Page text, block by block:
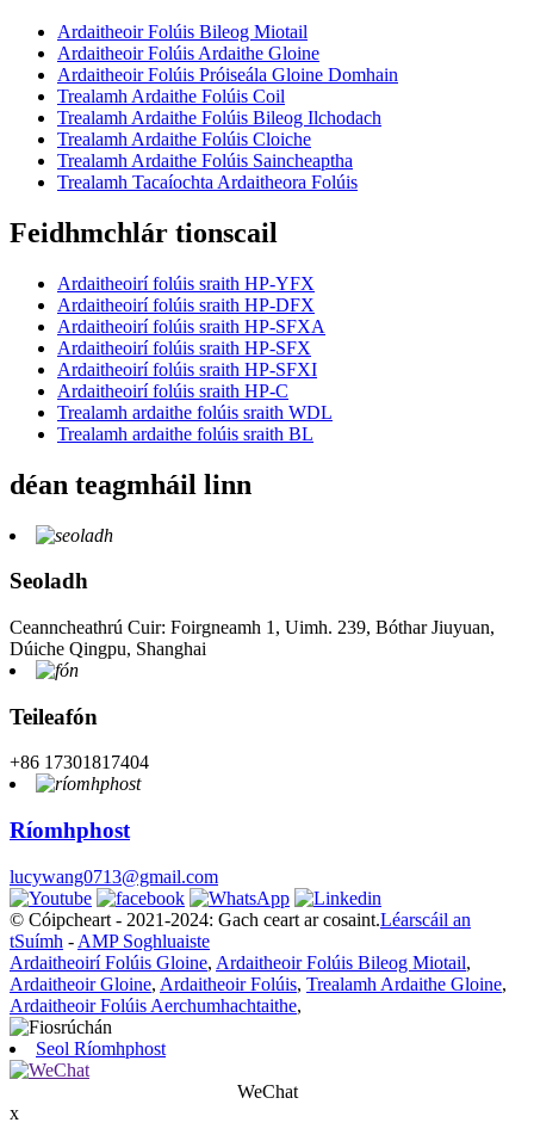
Ardaitheoir Folúis Bileog Miotail
Ardaitheoir Folúis Ardaithe Gloine
Ardaitheoir Folúis Próiseála Gloine Domhain
Trealamh Ardaithe Folúis Coil
Trealamh Ardaithe Folúis Bileog Ilchodach
Trealamh Ardaithe Folúis Cloiche
Trealamh Ardaithe Folúis Saincheaptha
Trealamh Tacaíochta Ardaitheora Folúis
Feidhmchlár tionscail
Ardaitheoirí folúis sraith HP-YFX
Ardaitheoirí folúis sraith HP-DFX
Ardaitheoirí folúis sraith HP-SFXA
Ardaitheoirí folúis sraith HP-SFX
Ardaitheoirí folúis sraith HP-SFXI
Ardaitheoirí folúis sraith HP-C
Trealamh ardaithe folúis sraith WDL
Trealamh ardaithe folúis sraith BL
déan teagmháil linn
Seoladh
Ceanncheathrú Cuir: Foirgneamh 1, Uimh. 239, Bóthar Jiuyuan,
Dúiche Qingpu, Shanghai
Teileafón
+86 17301817404
Ríomhphost
lucywang0713@gmail.com
© Cóipcheart - 2021-2024: Gach ceart ar cosaint.Léarscáil an
tSuímh - AMP Soghluaiste
Ardaitheoirí Folúis Gloine, Ardaitheoir Folúis Bileog Miotail,
Ardaitheoir Gloine, Ardaitheoir Folúis, Trealamh Ardaithe Gloine,
Ardaitheoir Folúis Aerchumhachtaithe,
Seol Ríomhphost
WeChat
x